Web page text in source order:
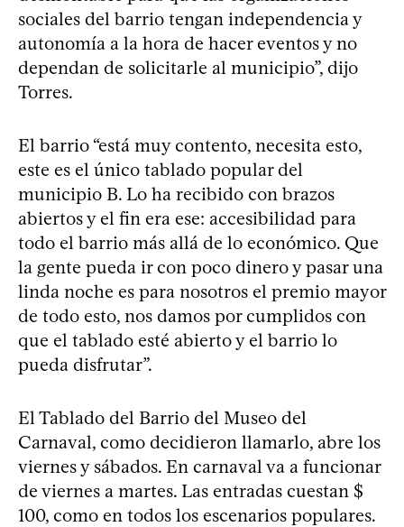
sociales del barrio tengan independencia y
autonomía a la hora de hacer eventos y no
dependan de solicitarle al municipio”, dijo
Torres.
El barrio “está muy contento, necesita esto,
este es el único tablado popular del
municipio B. Lo ha recibido con brazos
abiertos y el fin era ese: accesibilidad para
todo el barrio más allá de lo económico. Que
la gente pueda ir con poco dinero y pasar una
linda noche es para nosotros el premio mayor
de todo esto, nos damos por cumplidos con
que el tablado esté abierto y el barrio lo
pueda disfrutar”.
El Tablado del Barrio del Museo del
Carnaval, como decidieron llamarlo, abre los
viernes y sábados. En carnaval va a funcionar
de viernes a martes. Las entradas cuestan $
100, como en todos los escenarios populares.